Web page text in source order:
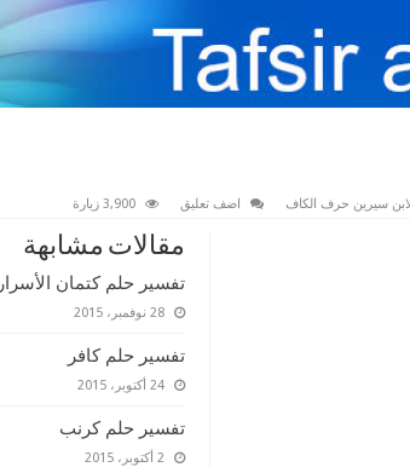
لابن سيرين حرف الكاف اضف تعليق 3,900 زيارة
مقالات مشابهة
تفسير حلم كتمان الأسرار
28 نوفمبر، 2015
تفسير حلم كافر
24 أكتوبر، 2015
تفسير حلم كرنب
2 أكتوبر، 2015